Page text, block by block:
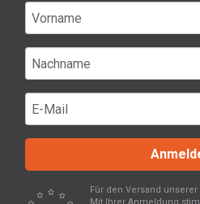
Für den Versand